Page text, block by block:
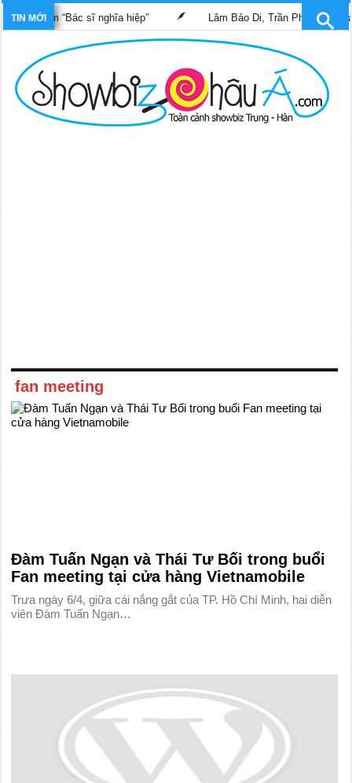
TIN MỚI
phim “Bác sĩ nghĩa hiệp” Lâm Bảo Di, Trần Pháp Dung tái
fan meeting
Đàm Tuấn Ngạn và Thái Tư Bối trong buổi
Fan meeting tại cửa hàng Vietnamobile
Trưa ngày 6/4, giữa cái nắng gắt của TP. Hồ Chí Minh, hai diễn
viên Đàm Tuấn Ngạn…